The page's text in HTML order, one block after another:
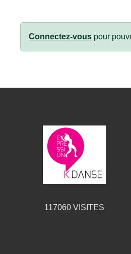
Connectez-vous pour
117060VISITES